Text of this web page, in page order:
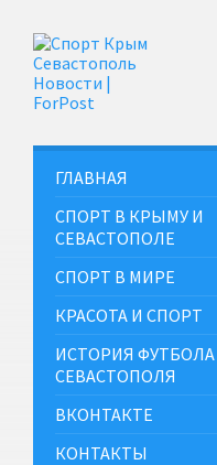
ГЛАВНАЯ
СПОРТ В КРЫМУ И
СЕВАСТОПОЛЕ
СПОРТ В МИРЕ
КРАСОТА И СПОРТ
ИСТОРИЯ ФУТБОЛА
СЕВАСТОПОЛЯ
ВКОНТАКТЕ
КОНТАКТЫ